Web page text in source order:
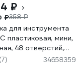
₽
₽358 ₽
для инструмента
пластиковая, мини,
48 отверстий,
мм 65703
(7) 34658359